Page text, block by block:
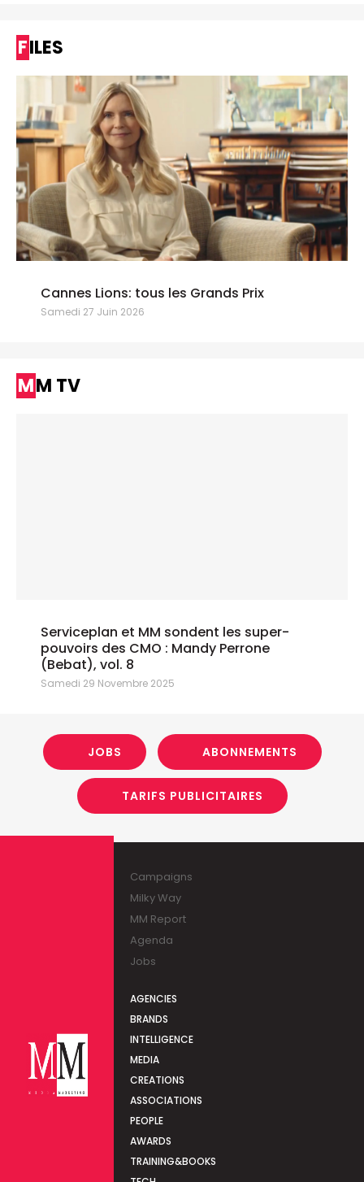
FILES
Cannes Lions: tous les Grands Prix
Samedi 27 Juin 2026
MM TV
Serviceplan et MM sondent les super-
pouvoirs des CMO : Mandy Perrone
(Bebat), vol. 8
Samedi 29 Novembre 2025
JOBS ABONNEMENTS
TARIFS PUBLICITAIRES
Campaigns
Milky Way
MM Report
Agenda
Jobs
AGENCIES
BRANDS
INTELLIGENCE
MEDIA
CREATIONS
ASSOCIATIONS
PEOPLE
AWARDS
TRAINING&BOOKS